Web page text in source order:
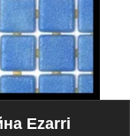
Ezarri